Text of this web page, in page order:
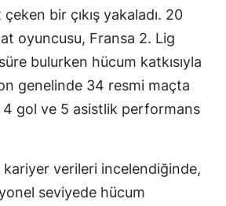
bir çıkış yakaladı. 20
oyuncusu, Fransa 2. Lig
bulurken hücum katkısıyla
genelinde 34 resmi maçta
4 gol ve 5 asistlik performans
verileri incelendiğinde,
seviyede hücum